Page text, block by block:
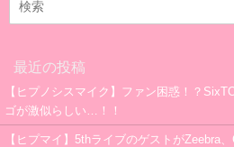
最近の投稿
【ヒプノシスマイク】ファン困惑！？
ゴが激似らしい…！！
【ヒプマイ】5thライブのゲストがZeebra